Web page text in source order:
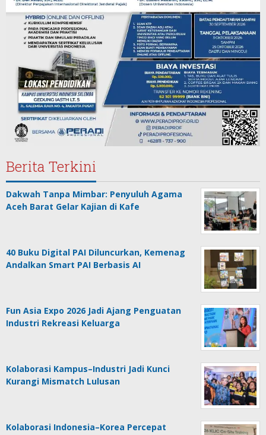
Berita Terkini
Dakwah Tanpa Mimbar: Penyuluh Agama
Aceh Barat Gelar Kajian di Kafe
40 Buku Digital PAI Diluncurkan, Kemenag
Andalkan Smart PAI Berbasis AI
Fun Asia Expo 2026 Jadi Ajang Penguatan
Industri Rekreasi Keluarga
Kolaborasi Kampus–Industri Jadi Kunci
Kurangi Mismatch Lulusan
Kolaborasi Indonesia–Korea Percepat